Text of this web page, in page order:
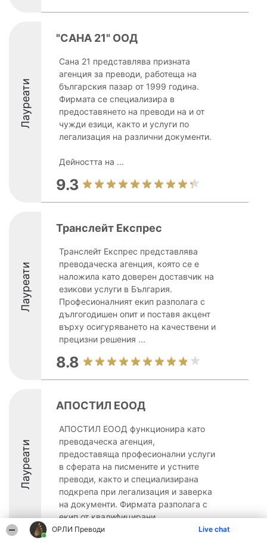
ОРЛИ Преводи Live chat
Лауреати
"САНА 21" ООД
Сана 21 представлява призната
агенция за преводи, работеща на
българския пазар от 1999 година.
Фирмата се специализира в
предоставянето на преводи на и от
чужди езици, както и услуги по
легализация на различни документи.
Дейността на ...
9.3
Лауреати
Транслейт Експрес
Транслейт Експрес представлява
преводаческа агенция, която се е
наложила като доверен доставчик на
езикови услуги в България.
Професионалният екип разполага с
дългогодишен опит и поставя акцент
върху осигуряването на качествени и
прецизни решения ...
8.8
Лауреати
АПОСТИЛ ЕООД
АПОСТИЛ ЕООД функционира като
преводаческа агенция,
предоставяща професионални услуги
в сферата на писмените и устните
преводи, както и специализирана
подкрепа при легализация и заверка
на документи. Фирмата разполага с
екип от квалифицирани ...